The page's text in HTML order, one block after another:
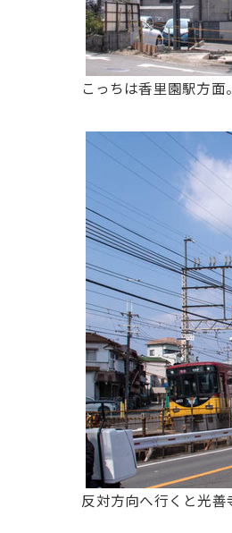
こっちは香里園駅方面
反対方向へ行くと光善